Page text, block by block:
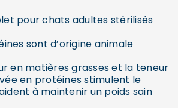
pour chats adultes stérilisés
sont d’origine animale
en matières grasses et la teneur
en protéines stimulent le
à maintenir un poids sain